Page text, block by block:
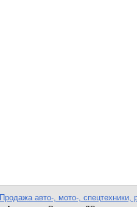
Продажа авто-, мото-, спецтехники,